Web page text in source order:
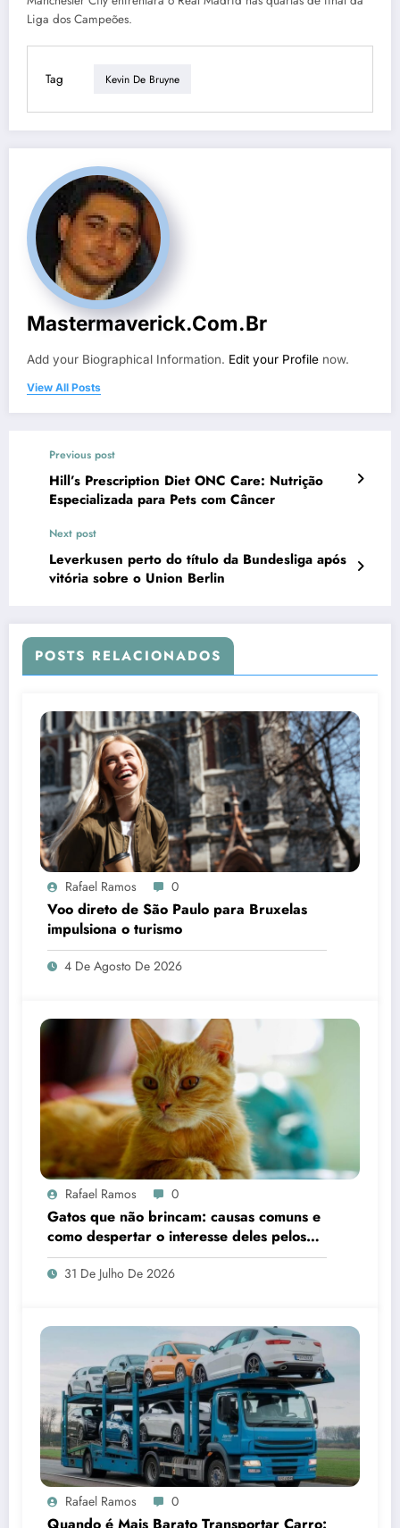
Liga dos Campeões.
Tag Kevin De Bruyne
Mastermaverick.com.br
Add your Biographical Information. Edit your Profile now.
View All Posts
Previous post
Hill’s Prescription Diet ONC Care: Nutrição
Especializada para Pets com Câncer
Next post
Leverkusen perto do título da Bundesliga após
vitória sobre o Union Berlin
POSTS RELACIONADOS
Rafael Ramos 0
Voo direto de São Paulo para Bruxelas
impulsiona o turismo
4 De Agosto De 2026
Rafael Ramos 0
Gatos que não brincam: causas comuns e
como despertar o interesse deles pelos
brinquedos
31 De Julho De 2026
Rafael Ramos 0